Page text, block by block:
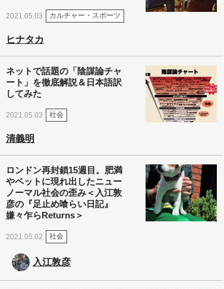
2021.05.03 カルチャー・スポーツ
ヒナタカ
ネットで話題の「陰謀論チャ
ート」を徹底解説＆日本語訳
してみた
2021.05.03 社会
清義明
ロンドン再封鎖15週目。肥満
やペットに現れ出したニュー
ノーマル社会の歪み＜入江敦
彦の『足止め喰らい日記』
嫌々乍らReturns＞
2021.05.02 社会
入江敦彦